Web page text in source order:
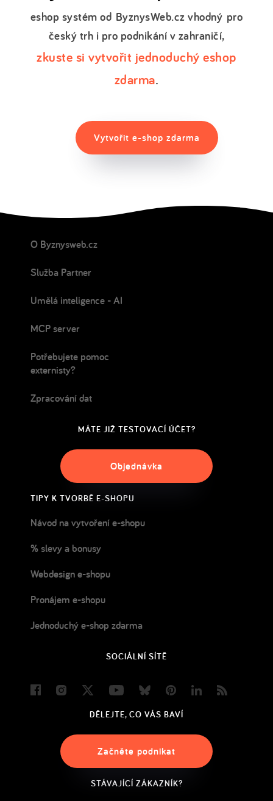
eshop systém od ByznysWeb.cz vhodný pro
český trh i pro podnikání v zahraničí,
zkuste si vytvořit jednoduchý eshop
zdarma.
Vytvořit e-shop zdarma
O Byznysweb.cz
Služba Partner
Umělá inteligence - AI
MCP server
Potřebujete pomoc
externisty?
Zpracování dat
MÁTE JIŽ TESTOVACÍ ÚČET?
Objednávka
TIPY K TVORBĚ E-SHOPU
Návod na vytvoření e-shopu
% slevy a bonusy
Webdesign e-shopu
Pronájem e-shopu
Jednoduchý e-shop zdarma
SOCIÁLNÍ SÍTĚ
FacebookInstagram
Twitter YoutubeBlueskyPinterestLinkedIn
DĚLEJTE, CO VÁS BAVÍ
Začněte podnikat
STÁVAJÍCÍ ZÁKAZNÍK?